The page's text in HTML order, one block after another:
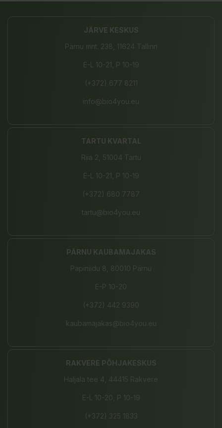
JÄRVE KESKUS
Pärnu mnt. 238, 11624 Tallinn
E-L 10-21, P 10-19
(+372) 677 8211
info@bio4you.eu
TARTU KVARTAL
Riia 2, 51004 Tartu
E-L 10-21, P 10-19
(+372) 680 7787
tartu@bio4you.eu
PÄRNU KAUBAMAJAKAS
Papiniidu 8, 80010 Pärnu
E-P 10-20
(+372) 442 9390
kaubamajakas@bio4you.eu
RAKVERE PÕHJAKESKUS
Haljala tee 4, 44415 Rakvere
E-L 10-20, P 10-19
(+372) 325 1833